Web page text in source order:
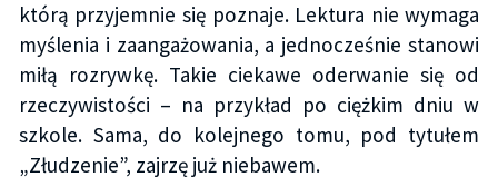
którą przyjemnie się poznaje. Lektura nie wymaga
myślenia i zaangażowania, a jednocześnie stanowi
miłą rozrywkę. Takie ciekawe oderwanie się od
rzeczywistości – na przykład po ciężkim dniu w
szkole. Sama, do kolejnego tomu, pod tytułem
„Złudzenie”, zajrzę już niebawem.